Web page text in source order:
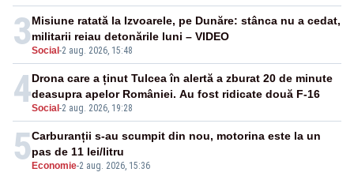
3Social -2 aug. 2026, 15:48
Misiune ratată la Izvoarele, pe Dunăre: stânca nu a cedat,
militarii reiau detonările luni – VIDEO
4Social -2 aug. 2026, 19:28
Drona care a ținut Tulcea în alertă a zburat 20 de minute
deasupra apelor României. Au fost ridicate două F-16
5 Economie-2 aug. 2026, 15:36
Carburanții s-au scumpit din nou, motorina este la un
pas de 11 lei/litru